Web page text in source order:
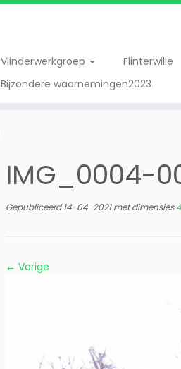
Vlinderwerkgroep Flinterwille
Bijzondere waarnemingen2023
IMG_0004-
Gepubliceerd 14-04-2021met dimensies
← Vorige